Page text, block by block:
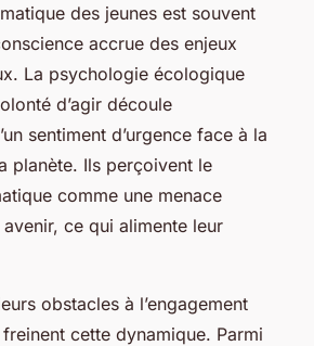
des jeunes est souvent
accrue des enjeux
La psychologie écologique
d’agir découle
sentiment d’urgence face à la
planète. Ils perçoivent le
comme une menace
ce qui alimente leur
obstacles à l’engagement
cette dynamique. Parmi